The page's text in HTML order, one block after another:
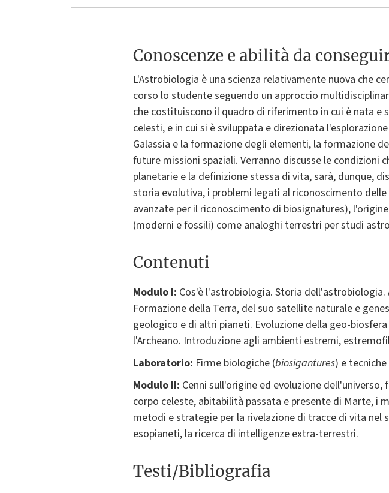
Conoscenze e abilità da
L'Astrobiologia è una scienza relativamente nuova che
corso lo studente seguendo un approccio
che costituiscono il quadro di riferimento in cui è nata e
celesti, e in cui si è sviluppata e direzionata
Galassia e la formazione degli elementi, la formazione
future missioni spaziali. Verranno discusse le
planetarie e la definizione stessa di vita, sarà, dunque,
storia evolutiva, i problemi legati al riconoscimento
avanzate per il riconoscimento di biosignatures),
(moderni e fossili) come analoghi terrestri per studi
Contenuti
Modulo I: Cos'è l'astrobiologia. Storia
Formazione della Terra, del suo satellite naturale e
geologico e di altri pianeti. Evoluzione della geo-
l'Archeano. Introduzione agli ambienti estremi,
Laboratorio: Firme biologiche (biosigantures) e
Modulo II: Cenni sull'origine ed evoluzione
corpo celeste, abitabilità passata e presente di Marte, i
metodi e strategie per la rivelazione di tracce di vita
esopianeti, la ricerca di intelligenze extra-terrestri.
Testi/Bibliografia